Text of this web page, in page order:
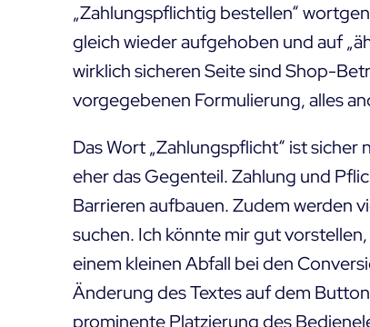
„Zahlungspflichtig bestellen“
gleich wieder aufgehoben und auf
wirklich sicheren Seite sind Shop-
vorgegebenen Formulierung, alles
Das Wort „Zahlungspflicht“ ist
eher das Gegenteil. Zahlung und
Barrieren aufbauen. Zudem werden
suchen. Ich könnte mir gut
einem kleinen Abfall bei den
Änderung des Textes auf dem
prominente Platzierung des